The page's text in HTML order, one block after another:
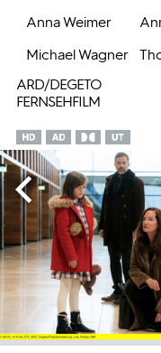
Anna Weimer
Michael Wagner
ARD/DEGETO
FERNSEHFILM